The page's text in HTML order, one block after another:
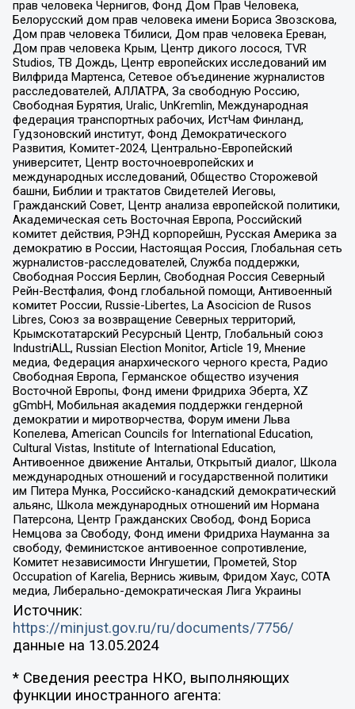
прав человека Чернигов, Фонд Дом Прав Человека,
Белорусский дом прав человека имени Бориса Звозскова,
Дом прав человека Тбилиси, Дом прав человека Ереван,
Дом прав человека Крым, Центр дикого лосося, TVR
Studios, ТВ Дождь, Центр европейских исследований им
Вилфрида Мартенса, Сетевое объединение журналистов
расследователей, АЛЛАТРА, За свободную Россию,
Свободная Бурятия, Uralic, UnKremlin, Международная
федерация транспортных рабочих, ИстЧам Финланд,
Гудзоновский институт, Фонд Демократического
Развития, Комитет-2024, Центрально-Европейский
университет, Центр восточноевропейских и
международных исследований, Общество Сторожевой
башни, Библии и трактатов Свидетелей Иеговы,
Гражданский Совет, Центр анализа европейской политики,
Академическая сеть Восточная Европа, Российский
комитет действия, РЭНД корпорейшн, Русская Америка за
демократию в России, Настоящая Россия, Глобальная сеть
журналистов-расследователей, Служба поддержки,
Свободная Россия Берлин, Свободная Россия Северный
Рейн-Вестфалия, Фонд глобальной помощи, Антивоенный
комитет России, Russie-Libertes, La Asocicion de Rusos
Libres, Союз за возвращение Северных территорий,
Крымскотатарский Ресурсный Центр, Глобальный союз
IndustriALL, Russian Election Monitor, Article 19, Мнение
медиа, Федерация анархического черного креста, Радио
Свободная Европа, Германское общество изучения
Восточной Европы, Фонд имени Фридриха Эберта, XZ
gGmbH, Мобильная академия поддержки гендерной
демократии и миротворчества, Форум имени Льва
Копелева, American Councils for International Education,
Cultural Vistas, Institute of International Education,
Антивоенное движение Антальи, Открытый диалог, Школа
международных отношений и государственной политики
им Питера Мунка, Российско-канадский демократический
альянс, Школа международных отношений им Нормана
Патерсона, Центр Гражданских Свобод, Фонд Бориса
Немцова за Свободу, Фонд имени Фридриха Науманна за
свободу, Феминистское антивоенное сопротивление,
Комитет независимости Ингушетии, Прометей, Stop
Occupation of Karelia, Вернись живым, Фридом Хаус, СОТА
медиа, Либерально-демократическая Лига Украины
Источник:
https://minjust.gov.ru/ru/documents/7756/
данные на 13.05.2024
* Сведения реестра НКО, выполняющих
функции иностранного агента: